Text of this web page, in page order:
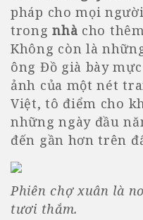
pháp cho mọi
trong nhà cho
Không còn là
ông Đồ già bày
ảnh của một nét
Việt, tô điểm cho
những ngày đầu
đến gần hơn trên
Phiên chợ xuân là
tươi thắm.